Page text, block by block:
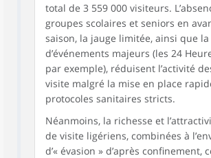
total de 3 559 000 visiteurs.
groupes scolaires et seniors en
saison, la jauge limitée, ainsi que
d’événements majeurs (les 24
par exemple), réduisent l’activité
visite malgré la mise en place
protocoles sanitaires stricts.
Néanmoins, la richesse et
de visite ligériens, combinées à
d’« évasion » d’après confinement,